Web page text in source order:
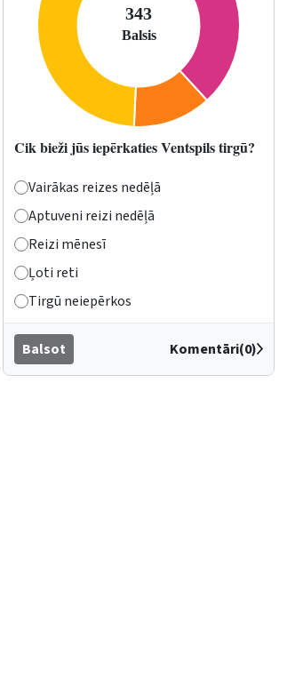
Cik bieži jūs iepērkaties Ventspils tirgū?
Vairākas reizes nedēļā
Aptuveni reizi nedēļā
Reizi mēnesī
Ļoti reti
Tirgū neiepērkos
Balsot Komentāri(0)